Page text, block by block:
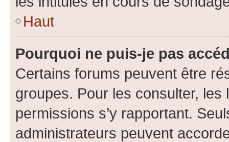
Haut
Pourquoi ne puis-je pas
Certains forums peuvent être
groupes. Pour les consulter,
permissions s’y rapportant.
administrateurs peuvent